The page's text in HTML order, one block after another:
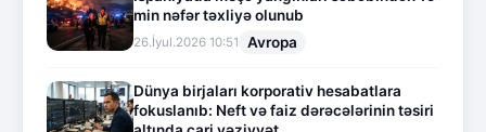
min nəfər təxliyə olunub
26.İyul.2026 10:51 Avropa
Dünya birjaları korporativ hesabatlara
fokuslanıb: Neft və faiz dərəcələrinin təsiri